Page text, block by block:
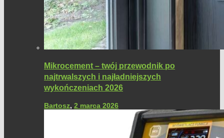
Mikrocement – twój przewodnik po
najtrwalszych i najładniejszych
wykończeniach 2026
Bartosz, 2 marca 2026